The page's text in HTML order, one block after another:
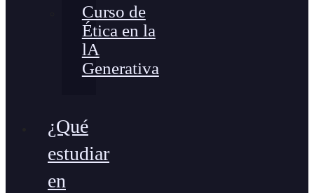
Curso de
Ética en la
lA
Generativa
¿Qué
estudiar
en